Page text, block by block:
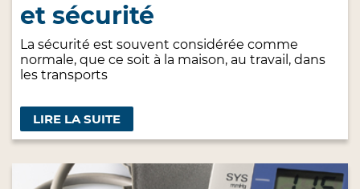
et sécurité
La sécurité est souvent considérée comme
normale, que ce soit à la maison, au travail, dans
les transports
LIRE LA SUITE